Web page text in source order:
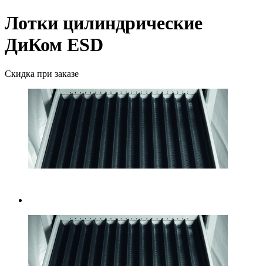
Лотки цилиндрические
ДиКом ESD
Скидка при заказе